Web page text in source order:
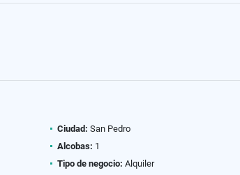
Ciudad: San Pedro
Alcobas: 1
Tipo de negocio: Alquiler